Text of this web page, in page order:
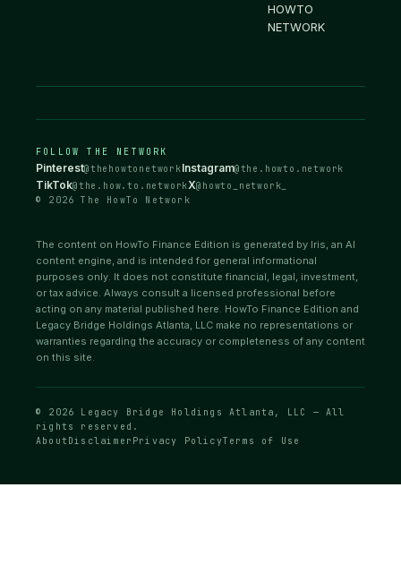
HOWTO
NETWORK
FOLLOW THE NETWORK
Pinterest@thehowtonetworkInstagram@the.howto.network
TikTok@the.how.to.networkX@howto_network_
© 2026 The HowTo Network
The content on HowTo Finance Edition is generated by Iris, an AI
content engine, and is intended for general informational
purposes only. It does not constitute financial, legal, investment,
or tax advice. Always consult a licensed professional before
acting on any material published here. HowTo Finance Edition and
Legacy Bridge Holdings Atlanta, LLC make no representations or
warranties regarding the accuracy or completeness of any content
on this site.
© 2026 Legacy Bridge Holdings Atlanta, LLC — All
rights reserved.
About Disclaimer Privacy PolicyTerms of Use